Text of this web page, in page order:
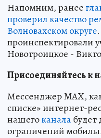
Напомним, ранее
проверил качество
Волновахском округе
проинспектировали
Новотроицкое -
Присоединяйтесь к
Мессенджер MAX,
списке» интернет-
нашегоканалабудет
ограничений